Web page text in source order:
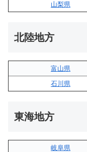
山梨県
北陸地方
富山県
石川県
東海地方
岐阜県